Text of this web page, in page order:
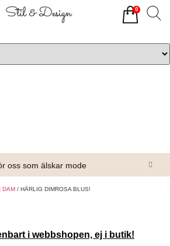
oss som älskar mode
DAM / HÄRLIG DIMROSA BLUS!
i webbshopen, ej i butik!
0